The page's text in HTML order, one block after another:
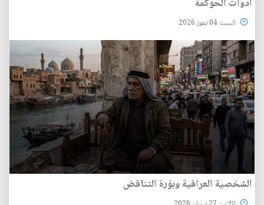
أدوات الحوكمة
السبت 04 تموز 2026
الشخصية العراقية وبؤرة التناقض